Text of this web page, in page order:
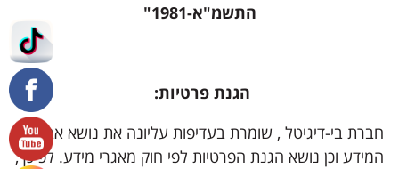
התשמ"א-1981"
הגנת פרטיות:
חברת בי-דיגיטל , שומרת בעדיפות עליונה את נושא אבטחת
המידע וכן נושא הגנת הפרטיות לפי חוק מאגרי מידע. לפיכך,